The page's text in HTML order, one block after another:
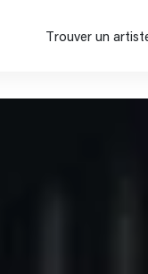
Trouver un